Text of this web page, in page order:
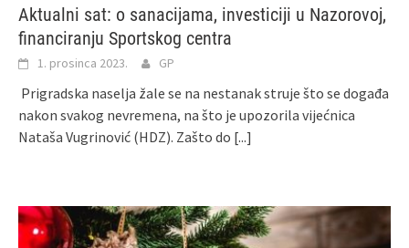
Aktualni sat: o sanacijama, investiciji u Nazorovoj,
financiranju Sportskog centra
1. prosinca 2023. GP
Prigradska naselja žale se na nestanak struje što se događa
nakon svakog nevremena, na što je upozorila vijećnica
Nataša Vugrinović (HDZ). Zašto do [...]